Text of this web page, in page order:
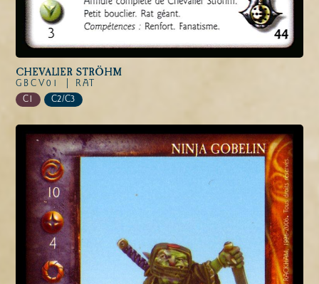
CHEVALIER STRÖHM
GBCV01 |
RAT
C1
C2/C3